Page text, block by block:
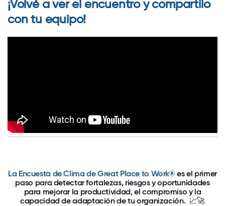
¡Volvé a ver el encuentro y compartilo
con tu equipo!
La Encuesta de Clima de Great Place to Work® es el primer
paso para detectar fortalezas, riesgos y oportunidades
para mejorar la productividad, el compromiso y la
capacidad de adaptación de tu organización. 📈🚀